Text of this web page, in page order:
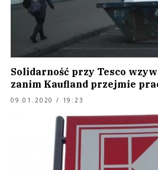
Solidarność przy Tesco
zanim Kaufland przejmie
09.01.2020 / 19:23